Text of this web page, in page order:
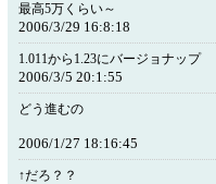
最高5万くらい～
2006/3/29 16:8:18
1.011から1.23にバージョナップ
2006/3/5 20:1:55
どう進むの
2006/1/27 18:16:45
↑だろ？？